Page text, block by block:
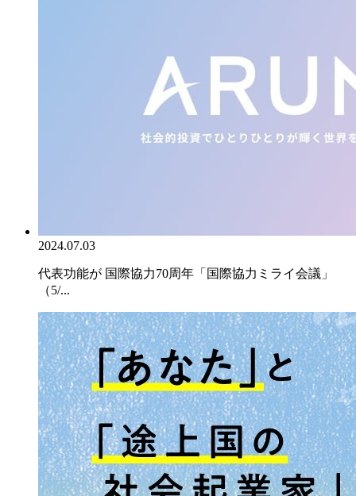
2024.07.03
代表功能が 国際協力70周年「国際協力ミライ会議」
（5/...